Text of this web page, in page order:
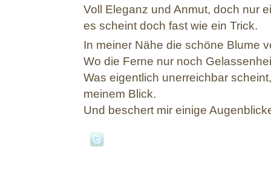
Voll Eleganz und Anmut, doch nur
es scheint doch fast wie ein Trick.
In meiner Nähe die schöne Blume
Wo die Ferne nur noch
Was eigentlich unerreichbar
meinem Blick.
Und beschert mir einige